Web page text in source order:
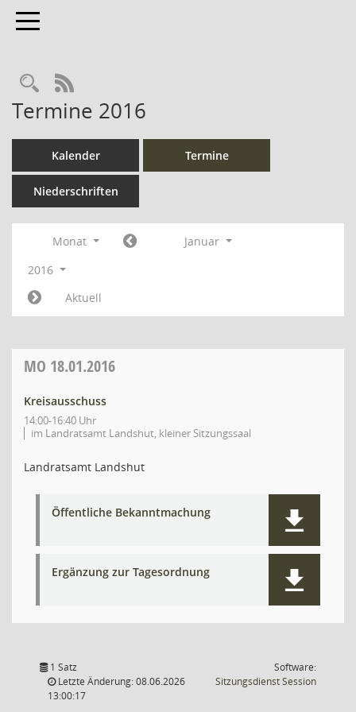
Toggle navigation
Rechercheauswahl
RSS-Feed
Termine 2016
Kalender Termine
Niederschriften
Monat
Januar
2016
Aktuell
MO 18.01.2016
Kreisausschuss
14:00-16:40 Uhr
im Landratsamt Landshut, kleiner Sitzungssaal
Landratsamt Landshut
Öffentliche Bekanntmachung
Ergänzung zur Tagesordnung
1 Satz
Letzte Änderung: 08.06.2026
13:00:17
Software:
SitzungsdienstSession(Wird in